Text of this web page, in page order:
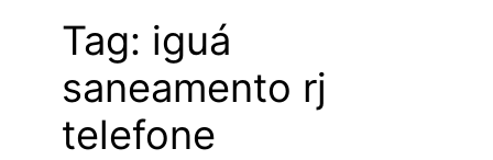
Tag: iguá
saneamento rj
telefone